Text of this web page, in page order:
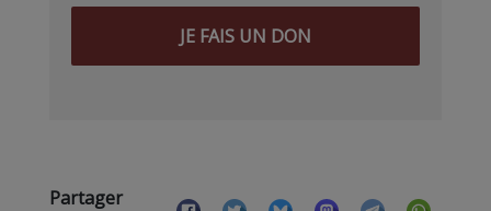
JE FAIS UN DON
Partager